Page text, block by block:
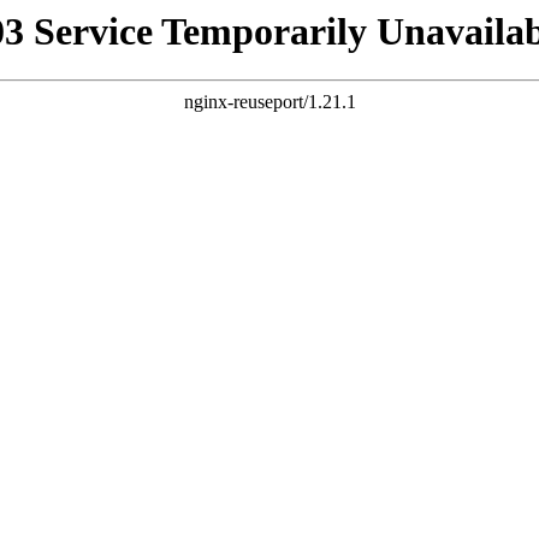
Service Temporarily
nginx-reuseport/1.21.1